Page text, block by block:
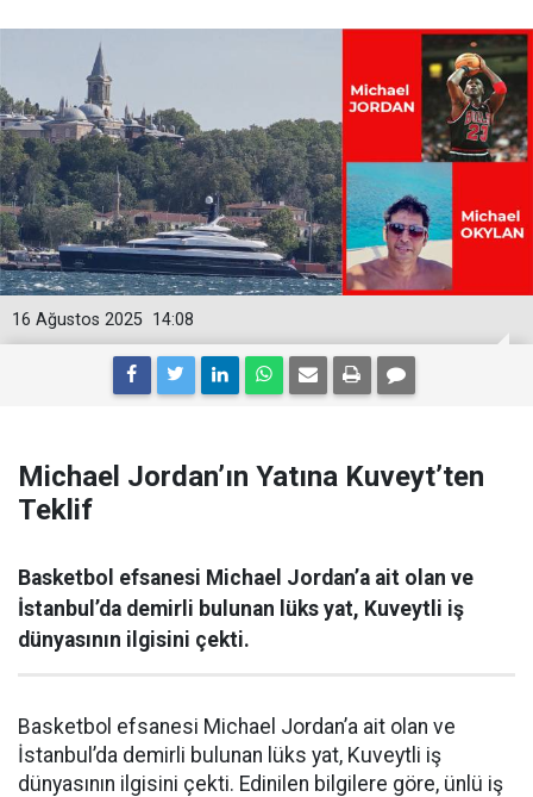
14:08
16 Ağustos 2025
Michael Jordan’ın Yatına Kuveyt’ten
Teklif
Basketbol efsanesi Michael Jordan’a ait olan ve
İstanbul’da demirli bulunan lüks yat, Kuveytli iş
dünyasının ilgisini çekti.
Basketbol efsanesi Michael Jordan’a ait olan ve
İstanbul’da demirli bulunan lüks yat, Kuveytli iş
dünyasının ilgisini çekti. Edinilen bilgilere göre, ünlü iş